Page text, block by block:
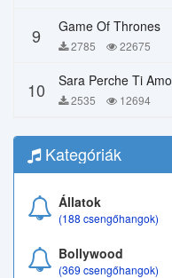
9 Game Of Thrones
2785 22675
10 2535 12694
Kategóriák
Állatok
(188 csengőhangok)
Bollywood
(369 csengőhangok)